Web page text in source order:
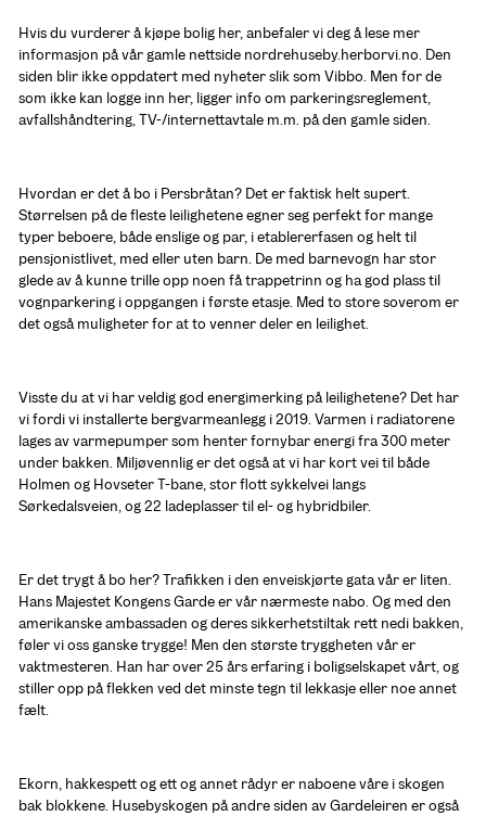
Hvis du vurderer å kjøpe bolig her, anbefaler vi deg å lese mer
informasjon på vår gamle nettside nordrehuseby.herborvi.no. Den
siden blir ikke oppdatert med nyheter slik som Vibbo. Men for de
som ikke kan logge inn her, ligger info om parkeringsreglement,
avfallshåndtering, TV-/internettavtale m.m. på den gamle siden.
Hvordan er det å bo i Persbråtan? Det er faktisk helt supert.
Størrelsen på de fleste leilighetene egner seg perfekt for mange
typer beboere, både enslige og par, i etablererfasen og helt til
pensjonistlivet, med eller uten barn. De med barnevogn har stor
glede av å kunne trille opp noen få trappetrinn og ha god plass til
vognparkering i oppgangen i første etasje. Med to store soverom er
det også muligheter for at to venner deler en leilighet.
Visste du at vi har veldig god energimerking på leilighetene? Det har
vi fordi vi installerte bergvarmeanlegg i 2019. Varmen i radiatorene
lages av varmepumper som henter fornybar energi fra 300 meter
under bakken. Miljøvennlig er det også at vi har kort vei til både
Holmen og Hovseter T-bane, stor flott sykkelvei langs
Sørkedalsveien, og 22 ladeplasser til el- og hybridbiler.
Er det trygt å bo her? Trafikken i den enveiskjørte gata vår er liten.
Hans Majestet Kongens Garde er vår nærmeste nabo. Og med den
amerikanske ambassaden og deres sikkerhetstiltak rett nedi bakken,
føler vi oss ganske trygge! Men den største tryggheten vår er
vaktmesteren. Han har over 25 års erfaring i boligselskapet vårt, og
stiller opp på flekken ved det minste tegn til lekkasje eller noe annet
fælt.
Ekorn, hakkespett og ett og annet rådyr er naboene våre i skogen
bak blokkene. Husebyskogen på andre siden av Gardeleiren er også